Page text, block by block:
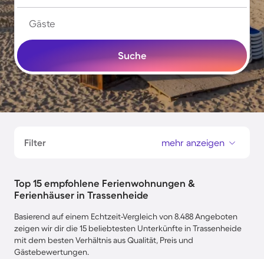
Gäste
Suche
Filter mehr anzeigen
Top 15 empfohlene Ferienwohnungen &
Ferienhäuser in Trassenheide
Basierend auf einem Echtzeit-Vergleich von 8.488 Angeboten
zeigen wir dir die 15 beliebtesten Unterkünfte in Trassenheide
mit dem besten Verhältnis aus Qualität, Preis und
Gästebewertungen.